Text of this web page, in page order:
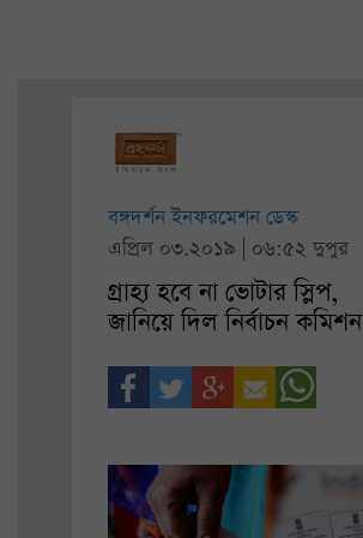
বঙ্গদর্শন ইনফরমেশন ডেস্ক
এপ্রিল ০৩.২০১৯ | ০৬:৫২ দুপুর
গ্রাহ্য হবে না ভোটার স্লিপ,
জানিয়ে দিল নির্বাচন কমিশন